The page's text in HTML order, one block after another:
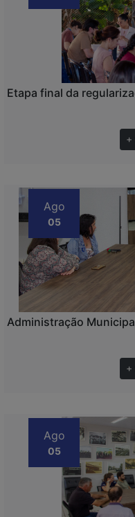
Etapa final da
+
Ago
05
Administração
+
Ago
05